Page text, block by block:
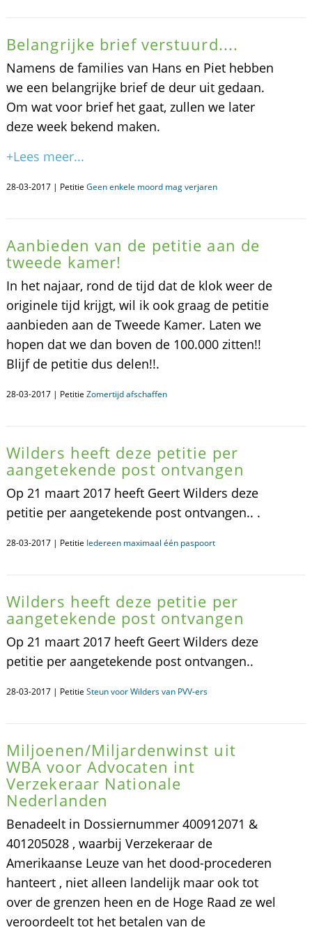
Belangrijke brief verstuurd....
Namens de families van Hans en Piet hebben
we een belangrijke brief de deur uit gedaan.
Om wat voor brief het gaat, zullen we later
deze week bekend maken.
+Lees meer...
28-03-2017 | Petitie Geen enkele moord mag verjaren
Aanbieden van de petitie aan de
tweede kamer!
In het najaar, rond de tijd dat de klok weer de
originele tijd krijgt, wil ik ook graag de petitie
aanbieden aan de Tweede Kamer. Laten we
hopen dat we dan boven de 100.000 zitten!!
Blijf de petitie dus delen!!.
28-03-2017 | Petitie Zomertijd afschaffen
Wilders heeft deze petitie per
aangetekende post ontvangen
Op 21 maart 2017 heeft Geert Wilders deze
petitie per aangetekende post ontvangen.. .
28-03-2017 | Petitie Iedereen maximaal één paspoort
Wilders heeft deze petitie per
aangetekende post ontvangen
Op 21 maart 2017 heeft Geert Wilders deze
petitie per aangetekende post ontvangen..
28-03-2017 | Petitie Steun voor Wilders van PVV-ers
Miljoenen/Miljardenwinst uit
WBA voor Advocaten int
Verzekeraar Nationale
Nederlanden
Benadeelt in Dossiernummer 400912071 &
401205028 , waarbij Verzekeraar de
Amerikaanse Leuze van het dood-procederen
hanteert , niet alleen landelijk maar ook tot
over de grenzen heen en de Hoge Raad ze wel
veroordeelt tot het betalen van de